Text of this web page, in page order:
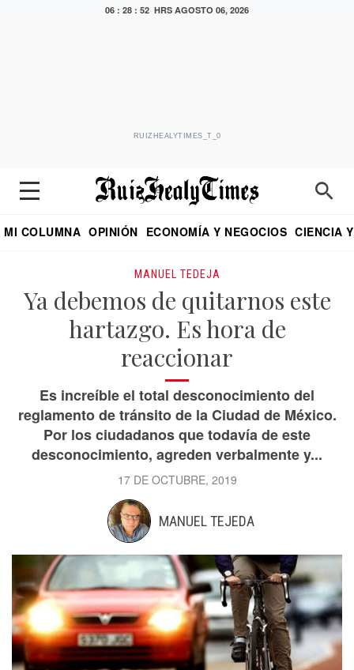
06 : 28 : 53 HRS AGOSTO 06, 2026
RUIZHEALYTIMES_T_0
MI COLUMNA OPINIÓN ECONOMÍA Y NEGOCIOS CIENCIA
MANUEL TEDEJA
Ya debemos de quitarnos este
hartazgo. Es hora de
reaccionar
Es increíble el total desconocimiento del
reglamento de tránsito de la Ciudad de México.
Por los ciudadanos que todavía de este
desconocimiento, agreden verbalmente y...
17 DE OCTUBRE, 2019
MANUEL TEJEDA